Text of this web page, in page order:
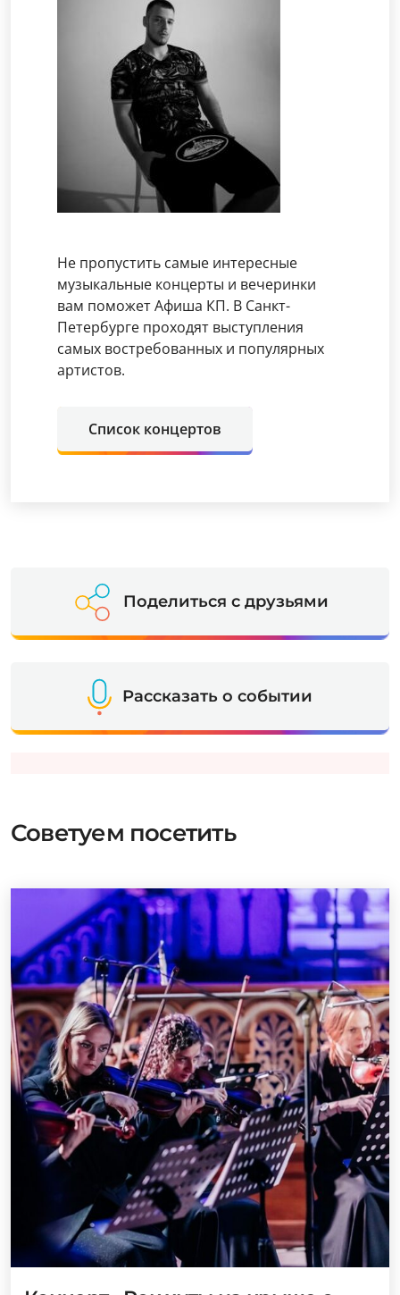
Не пропустить самые интересные
музыкальные концерты и вечеринки
вам поможет Афиша КП. В Санкт-
Петербурге проходят выступления
самых востребованных и популярных
артистов.
Список концертов
Поделиться с друзьями
Рассказать о событии
Советуем посетить